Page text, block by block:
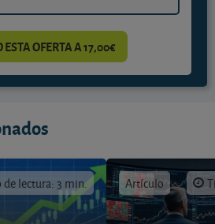
ESTA OFERTA A 17,00€
lectura: 3 min. Artículo